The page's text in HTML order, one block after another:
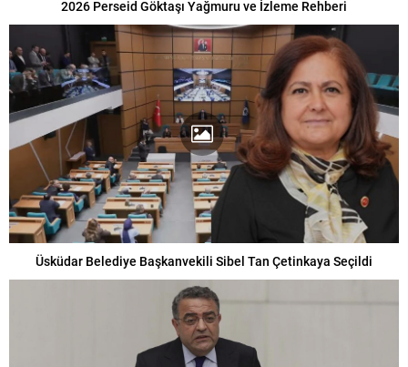
2026 Perseid Göktaşı Yağmuru ve İzleme Rehberi
Üsküdar Belediye Başkanvekili Sibel Tan Çetinkaya Seçildi